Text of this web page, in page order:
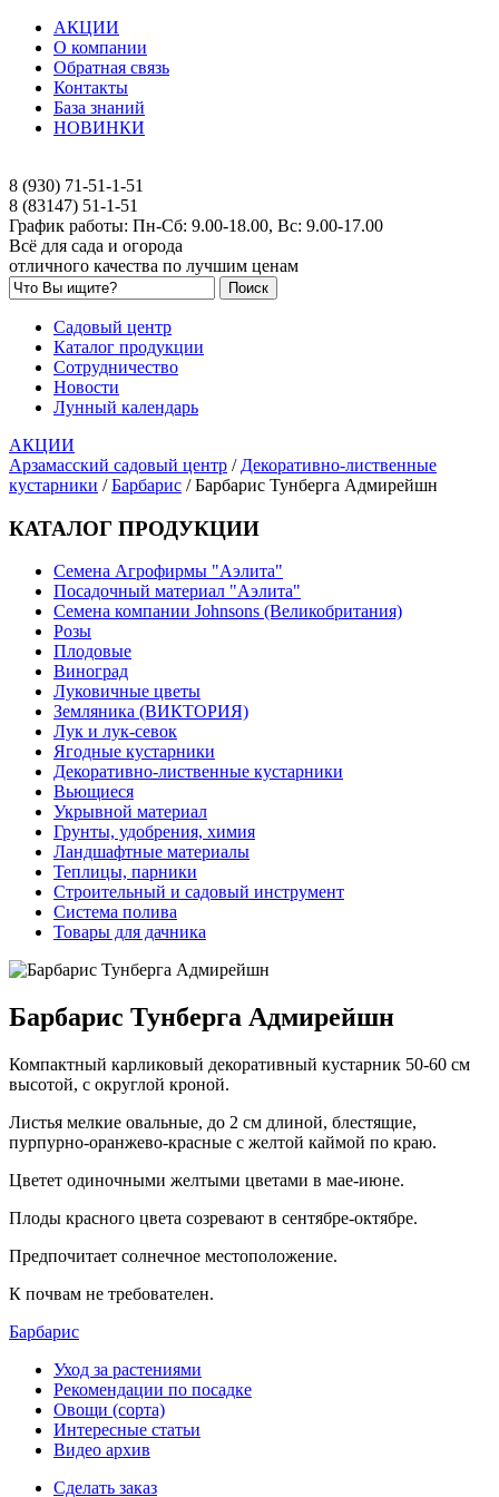
АКЦИИ
О компании
Обратная связь
Контакты
База знаний
НОВИНКИ
8 (930) 71-51-1-51
8 (83147) 51-1-51
График работы: Пн-Сб: 9.00-18.00, Вс: 9.00-17.00
Всё для сада и огорода
отличного качества по лучшим ценам
Садовый центр
Каталог продукции
Сотрудничество
Новости
Лунный календарь
АКЦИИ
Арзамасский садовый центр / Декоративно-лиственные
кустарники /Барбарис /Барбарис Тунберга Адмирейшн
КАТАЛОГ ПРОДУКЦИИ
Семена Агрофирмы "Аэлита"
Посадочный материал "Аэлита"
Семена компании Johnsons (Великобритания)
Розы
Плодовые
Виноград
Луковичные цветы
Земляника (ВИКТОРИЯ)
Лук и лук-севок
Ягодные кустарники
Декоративно-лиственные кустарники
Вьющиеся
Укрывной материал
Грунты, удобрения, химия
Ландшафтные материалы
Теплицы, парники
Строительный и садовый инструмент
Система полива
Товары для дачника
Барбарис Тунберга Адмирейшн
Компактный карликовый декоративный кустарник 50-60 см
высотой, с округлой кроной.
Листья мелкие овальные, до 2 см длиной, блестящие,
пурпурно-оранжево-красные с желтой каймой по краю.
Цветет одиночными желтыми цветами в мае-июне.
Плоды красного цвета созревают в сентябре-октябре.
Предпочитает солнечное местоположение.
К почвам не требователен.
Барбарис
Уход за растениями
Рекомендации по посадке
Овощи (сорта)
Интересные статьи
Видео архив
Сделать заказ